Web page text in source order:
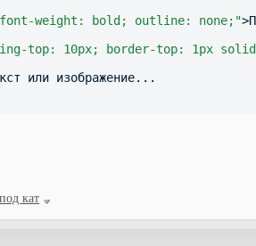
weight: bold; outline: none;"
top: 10px; border-top: 1px
или изображение...
под кат